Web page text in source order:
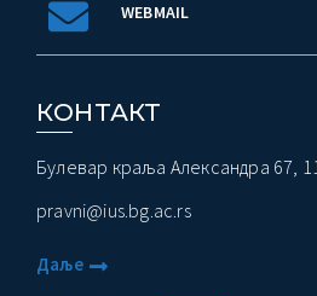
WEBMAIL
КОНТАКТ
Булевар краља Александра 67,
pravni@ius.bg.ac.rs
Даље